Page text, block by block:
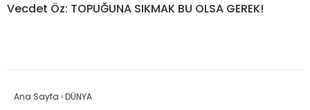
Vecdet Öz: TOPUĞUNA SIKMAK BU OLSA GEREK!
Ana Sayfa ›DÜNYA